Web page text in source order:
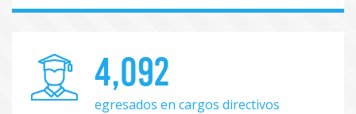
4,092
egresados en cargos directivos